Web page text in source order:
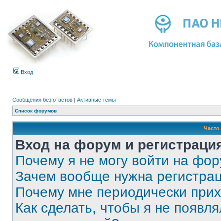
Вход
Сообщения без ответов | Активные темы
Список форумов
Вход на форум и
Почему я не могу войти на
Зачем вообще нужна
Почему мне периодически
Как сделать, чтобы я не